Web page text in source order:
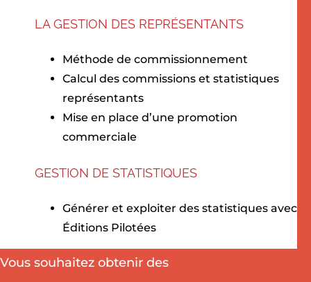
LA GESTION DES REPRÉSENTANTS
Méthode de commissionnement
Calcul des commissions et statistiques
représentants
Mise en place d’une promotion
commerciale
GESTION DE STATISTIQUES
Générer et exploiter des statistiques avec
Éditions Pilotées
Vous souhaitez obtenir des